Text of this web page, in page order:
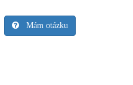
Mám otázku